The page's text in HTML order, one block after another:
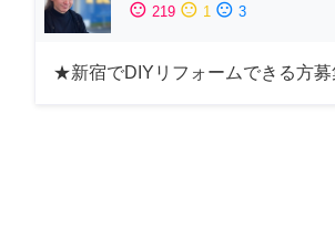
sentiment_satisfied 219 sentiment_neutral 1 sentiment_dissatisfied 3
★新宿でDIYリフォームできる方